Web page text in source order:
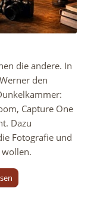
die andere. In
den
Capture One
Dazu
Fotografie und